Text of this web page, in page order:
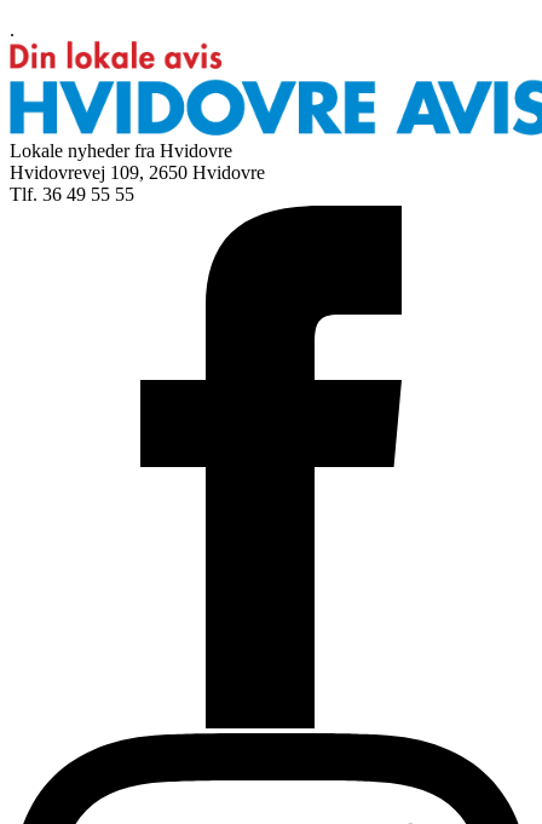
.
Lokale nyheder fra Hvidovre
Hvidovrevej 109, 2650 Hvidovre
Tlf. 36 49 55 55